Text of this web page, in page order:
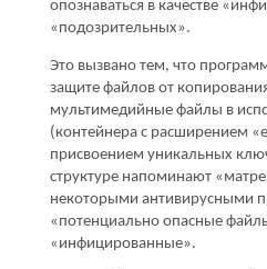
опознаваться в качестве
«подозрительных».
Это вызвано тем, что
защите файлов от
мультимедийные файлы в
(контейнера с расширением
присвоением уникальных
структуре напоминают
некоторыми антивирусными
«потенциально опасные
«инфицированные».